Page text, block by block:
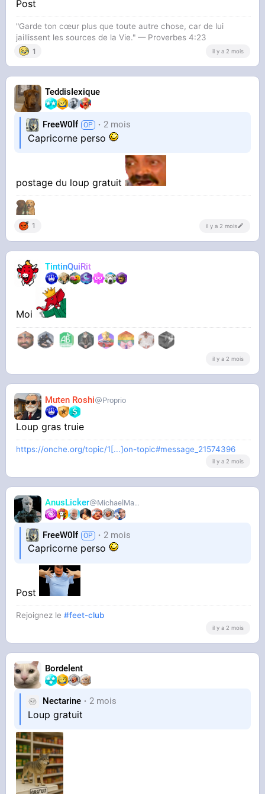
Post
"Garde ton cœur plus que toute autre chose, car de lui
jaillissent les sources de la Vie." — Proverbes 4:23
1 il y a 2 mois
TeddisIexique
FreeW0lf 2 mois
Capricorne perso
postage du loup gratuit
1 il y a 2 mois
TintinQuiRit
Moi
il y a 2 mois
Muten Roshi Proprio
Loup gras truie
https://onche.org/topic/1[...]on-topic#message_21574396
il y a 2 mois
AnusLicker MichaelMann
FreeW0lf 2 mois
Capricorne perso
Post
Rejoignez le#feet-club
il y a 2 mois
Bordelent
Nectarine 2 mois
Loup gratuit